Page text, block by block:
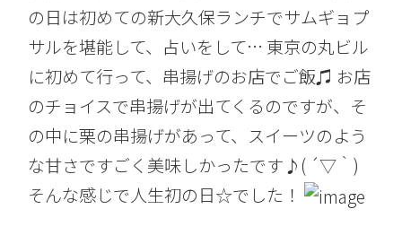
の日は初めての新大久保ランチでサムギョプ
サルを堪能して、占いをして… 東京の丸ビル
に初めて行って、串揚げのお店でご飯♫ お店
のチョイスで串揚げが出てくるのですが、そ
の中に栗の串揚げがあって、スイーツのよう
な甘さですごく美味しかったです♪( ´▽｀)
そんな感じで人生初の日☆でした！